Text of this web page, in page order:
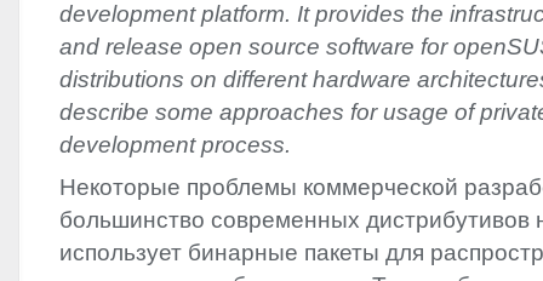
development platform. It provides the
and release open source software for
distributions on different hardware
describe some approaches for usage of
development process.
Некоторые проблемы коммерческой
большинство современных
использует бинарные пакеты для